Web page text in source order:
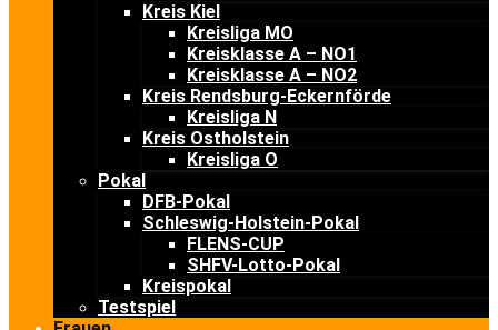
Kreis Kiel
Kreisliga MO
Kreisklasse A – NO1
Kreisklasse A – NO2
Kreis Rendsburg-Eckernförde
Kreisliga N
Kreis Ostholstein
Kreisliga O
Pokal
DFB-Pokal
Schleswig-Holstein-Pokal
FLENS-CUP
SHFV-Lotto-Pokal
Kreispokal
Testspiel